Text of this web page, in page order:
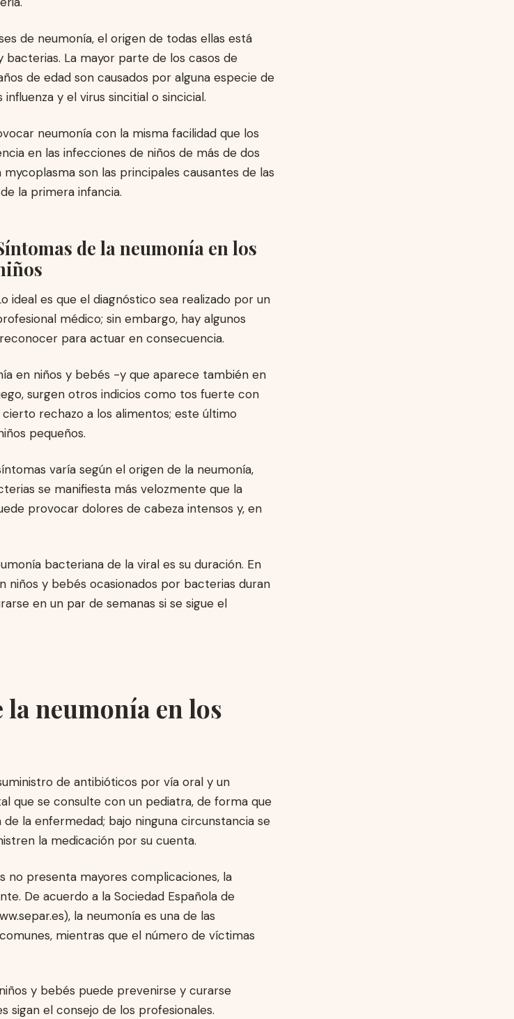
de neumonía, el origen de todas ellas está
bacterias. La mayor parte de los casos de
de edad son causados por alguna especie de
y el virus sincitial o sincicial.
neumonía con la misma facilidad que los
en las infecciones de niños de más de dos
son las principales causantes de las
la primera infancia.
de la neumonía en los
ideal es que el diagnóstico sea realizado por un
médico; sin embargo, hay algunos
para actuar en consecuencia.
en niños y bebés -y que aparece también en
surgen otros indicios como tos fuerte con
rechazo a los alimentos; este último
pequeños.
varía según el origen de la neumonía,
se manifiesta más velozmente que la
provocar dolores de cabeza intensos y, en
bacteriana de la viral es su duración. En
niños y bebés ocasionados por bacterias duran
en un par de semanas si se sigue el
neumonía en los
de antibióticos por vía oral y un
que se consulte con un pediatra, de forma que
la enfermedad; bajo ninguna circunstancia se
la medicación por su cuenta.
no presenta mayores complicaciones, la
De acuerdo a la Sociedad Española de
la neumonía es una de las
mientras que el número de víctimas
y bebés puede prevenirse y curarse
sigan el consejo de los profesionales.